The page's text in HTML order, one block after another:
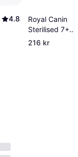
4.8
Royal Canin
Sterilised 7+
1.5kg
216 kr